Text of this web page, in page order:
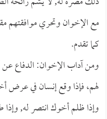
مع الإخوان وتحري موافقتهم
كما تقدم.
ومن آداب الإخوان: الدفاع
لهم، فإذا وقع إنسان في
وإذا ظلم أخوك انتصر له,